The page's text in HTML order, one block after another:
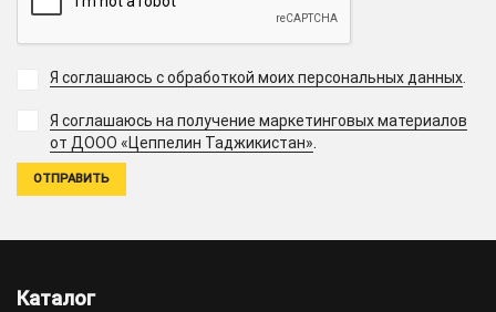
Я соглашаюсь с обработкой моих персональных данных.
Я соглашаюсь на получение маркетинговых материалов
от ДООО «Цеппелин Таджикистан».
Каталог